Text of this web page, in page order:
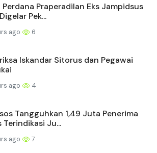
Perdana Praperadilan Eks Jampidsus
Pek...
ago 6
Iskandar Sitorus dan Pegawai
ago 4
Tangguhkan 1,49 Juta Penerima
Terindikasi Ju...
ago 7